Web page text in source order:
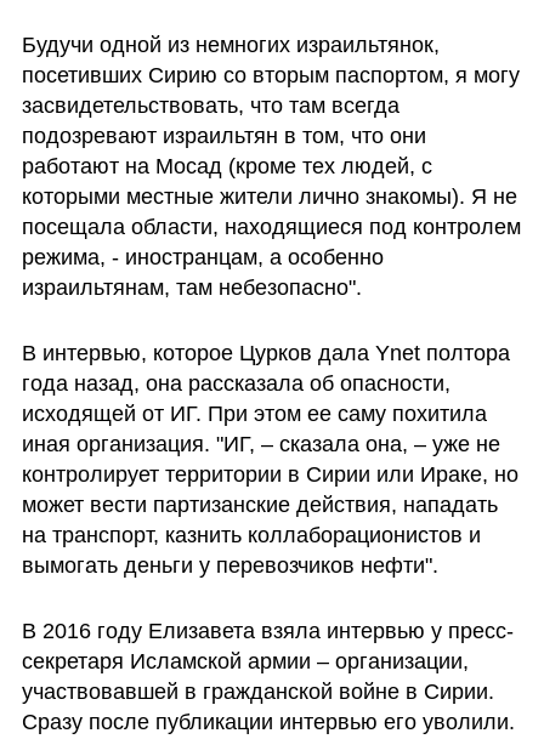
Будучи одной из немногих израильтянок,
посетивших Сирию со вторым паспортом, я могу
засвидетельствовать, что там всегда
подозревают израильтян в том, что они
работают на Мосад (кроме тех людей, с
которыми местные жители лично знакомы). Я не
посещала области, находящиеся под контролем
режима, - иностранцам, а особенно
израильтянам, там небезопасно".
В интервью, которое Цурков дала Ynet полтора
года назад, она рассказала об опасности,
исходящей от ИГ. При этом ее саму похитила
иная организация. "ИГ, – сказала она, – уже не
контролирует территории в Сирии или Ираке, но
может вести партизанские действия, нападать
на транспорт, казнить коллаборационистов и
вымогать деньги у перевозчиков нефти".
В 2016 году Елизавета взяла интервью у пресс-
секретаря Исламской армии – организации,
участвовавшей в гражданской войне в Сирии.
Сразу после публикации интервью его уволили.